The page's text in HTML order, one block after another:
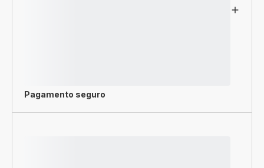
Pagamento seguro